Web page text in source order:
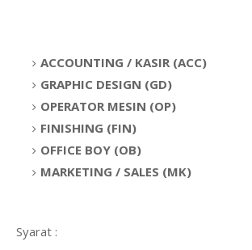
ACCOUNTING / KASIR (ACC)
GRAPHIC DESIGN (GD)
OPERATOR MESIN (OP)
FINISHING (FIN)
OFFICE BOY (OB)
MARKETING / SALES (MK)
Syarat :